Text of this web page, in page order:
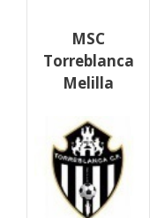
MSC
Torreblanca
Melilla